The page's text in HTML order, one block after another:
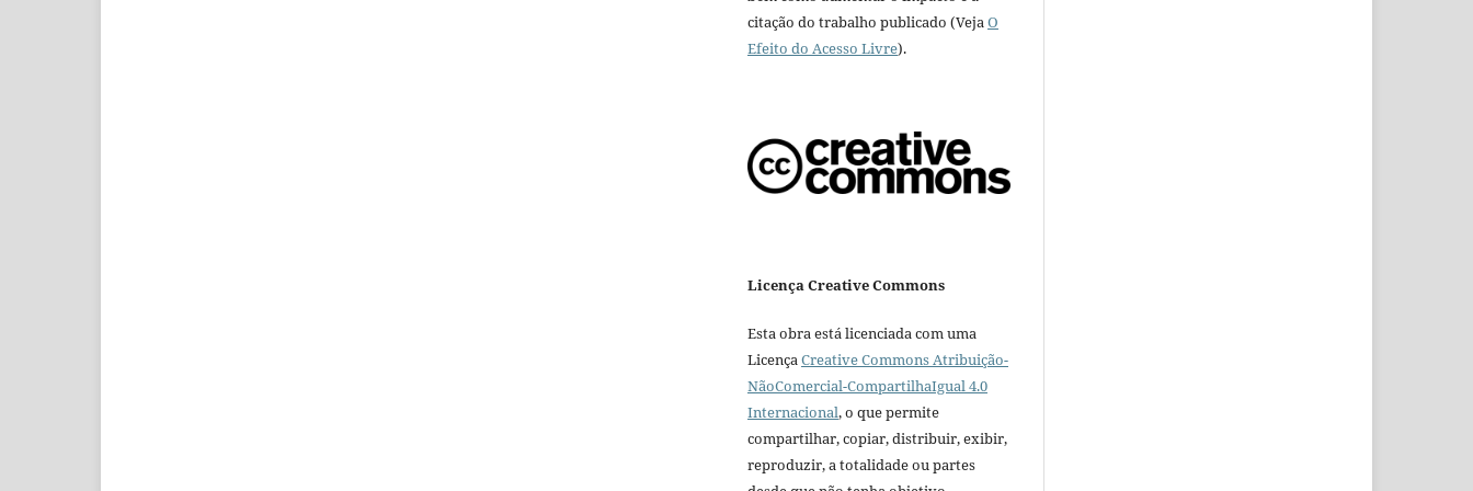
citação do trabalho publicado (VejaO
Efeito do Acesso Livre).
Licença Creative Commons
Esta obra está licenciada com uma
LicençaCreative Commons Atribuição-
NãoComercial-CompartilhaIgual 4.0
Internacional, o que permite
compartilhar, copiar, distribuir, exibir,
reproduzir, a totalidade ou partes